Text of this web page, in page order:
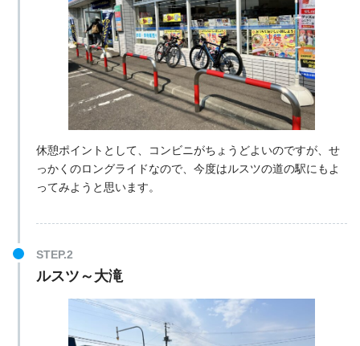
休憩ポイントとして、コンビニがちょうどよいのですが、せ
っかくのロングライドなので、今度はルスツの道の駅にもよ
ってみようと思います。
ルスツ～大滝